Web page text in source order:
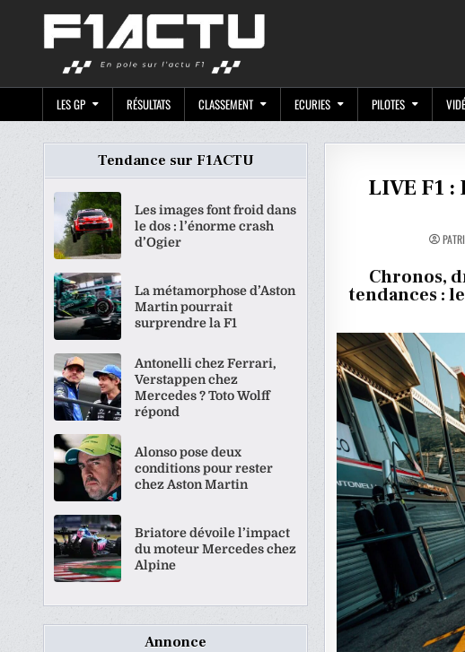
LES GP RÉSULTATS CLASSEMENT ECURIES PILOTES
LIVE F1 :
Chronos,
tendances :
Tendance sur F1ACTU
Les images font froid dans
le dos : l’énorme crash
d’Ogier
La métamorphose d’Aston
Martin pourrait
surprendre la F1
Antonelli chez Ferrari,
Verstappen chez
Mercedes ? Toto Wolff
répond
Alonso pose deux
conditions pour rester
chez Aston Martin
Briatore dévoile l’impact
du moteur Mercedes chez
Alpine
Annonce